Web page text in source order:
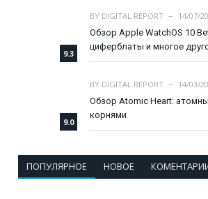
9.3
BY DIGITAL REPORT
14/07/
Обзор Apple WatchOS 10
циферблаты и многое
9.0
BY DIGITAL REPORT
14/03/
Обзор Atomic Heart:
корнями
ПОПУЛЯРНОЕ НОВОЕ